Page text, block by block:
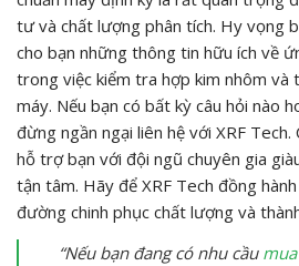
tư và chất lượng phân tích. Hy vọng
cho bạn những thông tin hữu ích về
trong việc kiểm tra hợp kim nhôm và
máy. Nếu bạn có bất kỳ câu hỏi nào
đừng ngần ngại liên hệ với XRF
hỗ trợ bạn với đội ngũ chuyên gia
tận tâm. Hãy để XRF Tech đồng
đường chinh phục chất lượng và
“Nếu bạn đang có nhu cầu